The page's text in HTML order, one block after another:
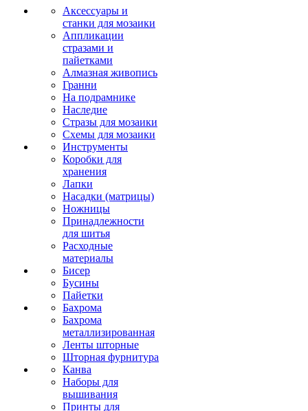
Аксессуары и
станки для мозаики
Аппликации
стразами и
пайетками
Алмазная живопись
Гранни
На подрамнике
Наследие
Стразы для мозаики
Схемы для мозаики
Инструменты
Коробки для
хранения
Лапки
Насадки (матрицы)
Ножницы
Принадлежности
для шитья
Расходные
материалы
Бисер
Бусины
Пайетки
Бахрома
Бахрома
металлизированная
Ленты шторные
Шторная фурнитура
Канва
Наборы для
вышивания
Принты для